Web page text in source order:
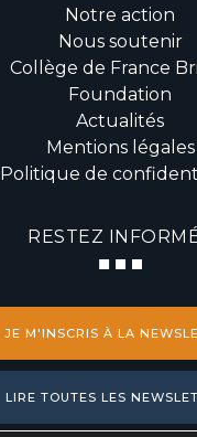
Notre action
Nous soutenir
Collège de France
Foundation
Actualités
Mentions légales
Politique de
RESTEZ
JE M'INSCRIS À LA
LIRE TOUTES LES